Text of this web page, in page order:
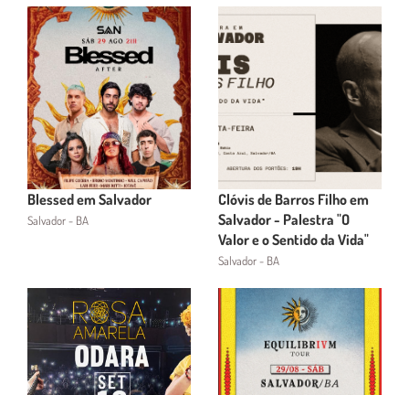
Blessed em Salvador
Salvador - BA
Clóvis de Barros Filho em
Salvador - Palestra "O
Valor e o Sentido da Vida"
Salvador - BA